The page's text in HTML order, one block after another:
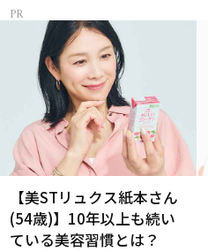
【美STリュクス紙本さん
(54歳)】10年以上も続い
ている美容習慣とは？